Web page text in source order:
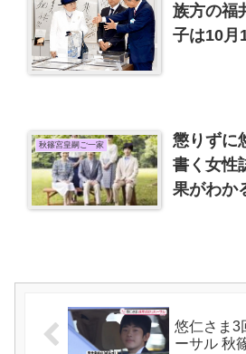
族方の福
子は10月
秋篠宮皇嗣ご一家
懲りずに
書く女性
果がわか
悠仁さま3
ーサル 秋